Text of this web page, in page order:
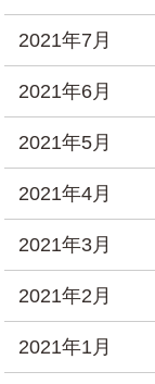
2021年7月
2021年6月
2021年5月
2021年4月
2021年3月
2021年2月
2021年1月